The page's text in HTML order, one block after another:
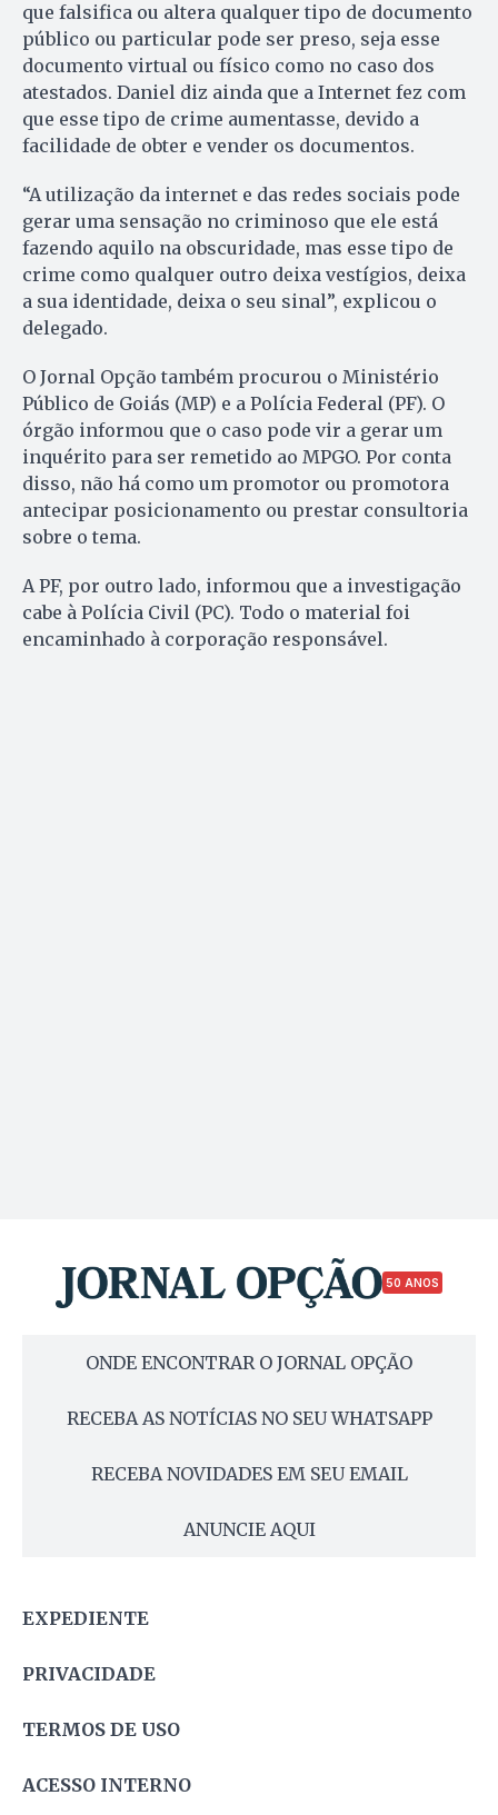
que falsifica ou altera qualquer tipo de documento
público ou particular pode ser preso, seja esse
documento virtual ou físico como no caso dos
atestados. Daniel diz ainda que a Internet fez com
que esse tipo de crime aumentasse, devido a
facilidade de obter e vender os documentos.
“A utilização da internet e das redes sociais pode
gerar uma sensação no criminoso que ele está
fazendo aquilo na obscuridade, mas esse tipo de
crime como qualquer outro deixa vestígios, deixa
a sua identidade, deixa o seu sinal”, explicou o
delegado.
O Jornal Opção também procurou o Ministério
Público de Goiás (MP) e a Polícia Federal (PF). O
órgão informou que o caso pode vir a gerar um
inquérito para ser remetido ao MPGO. Por conta
disso, não há como um promotor ou promotora
antecipar posicionamento ou prestar consultoria
sobre o tema.
A PF, por outro lado, informou que a investigação
cabe à Polícia Civil (PC). Todo o material foi
encaminhado à corporação responsável.
50 ANOS
ONDE ENCONTRAR O JORNAL OPÇÃO
RECEBA AS NOTÍCIAS NO SEU WHATSAPP
RECEBA NOVIDADES EM SEU EMAIL
ANUNCIE AQUI
EXPEDIENTE
PRIVACIDADE
TERMOS DE USO
ACESSO INTERNO